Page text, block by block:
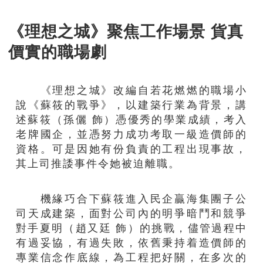
《理想之城》聚焦工作場景 貨真
價實的職場劇
《理想之城》改編自若花燃燃的職場小
說《蘇筱的戰爭》，以建築行業為背景，講
述蘇筱（孫儷 飾）憑優秀的學業成績，考入
老牌國企，並憑努力成功考取一級造價師的
資格。可是因她有份負責的工程出現事故，
其上司推諉事件令她被迫離職。
機緣巧合下蘇筱進入民企贏海集團子公
司天成建築，面對公司內的明爭暗鬥和競爭
對手夏明（趙又廷 飾）的挑戰，儘管過程中
有過妥協，有過失敗，依舊秉持着造價師的
專業信念作底線，為工程把好關，在多次的